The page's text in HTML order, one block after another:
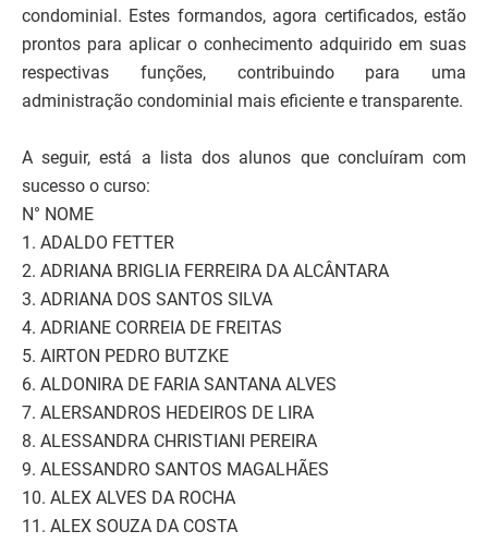
condominial. Estes formandos, agora certificados, estão
prontos para aplicar o conhecimento adquirido em suas
respectivas funções, contribuindo para uma
administração condominial mais eficiente e transparente.
A seguir, está a lista dos alunos que concluíram com
sucesso o curso:
N° NOME
1. ADALDO FETTER
2. ADRIANA BRIGLIA FERREIRA DA ALCÂNTARA
3. ADRIANA DOS SANTOS SILVA
4. ADRIANE CORREIA DE FREITAS
5. AIRTON PEDRO BUTZKE
6. ALDONIRA DE FARIA SANTANA ALVES
7. ALERSANDROS HEDEIROS DE LIRA
8. ALESSANDRA CHRISTIANI PEREIRA
9. ALESSANDRO SANTOS MAGALHÃES
10. ALEX ALVES DA ROCHA
11. ALEX SOUZA DA COSTA